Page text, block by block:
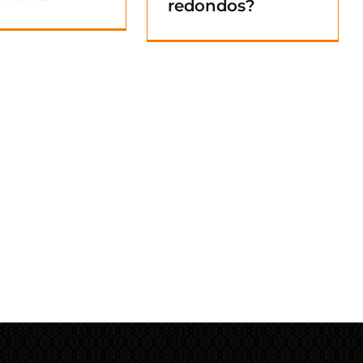
redondos?